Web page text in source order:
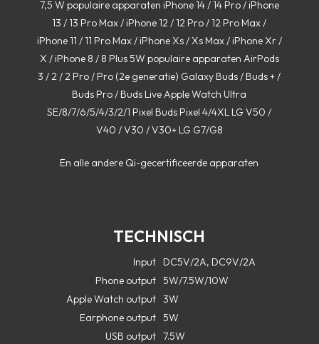
7,5 W populaire apparaten iPhone 14 / 14 Pro / iPhone
13 / 13 Pro Max / iPhone 12 / 12 Pro / 12 Pro Max /
iPhone 11 / 11 Pro Max / iPhone Xs / Xs Max / iPhone Xr /
X / iPhone 8 / 8 Plus 5W populaire apparaten AirPods
3 / 2 / 2 Pro / Pro (2e generatie) Galaxy Buds / Buds + /
Buds Pro / Buds Live Apple Watch Ultra
SE/8/7/6/5/4/3/2/1 Pixel Buds Pixel 4/4XL LG V50 /
V40 / V30 / V30+ LG G7/G8
En alle andere Qi-gecertificeerde apparaten
TECHNISCH
Input
DC5V/2A, DC9V/2A
Phone output 5W/7.5W/10W
Apple Watch output 3W
Earphone output 5W
USB output 7.5W